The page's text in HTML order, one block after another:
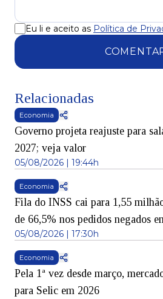
Eu li e aceito as Política de
Relacionadas
Economia
Governo projeta reajuste para
2027; veja valor
05/08/2026 | 19:44h
Economia
Fila do INSS cai para 1,55
de 66,5% nos pedidos negados
05/08/2026 | 17:30h
Economia
Pela 1ª vez desde março,
para Selic em 2026